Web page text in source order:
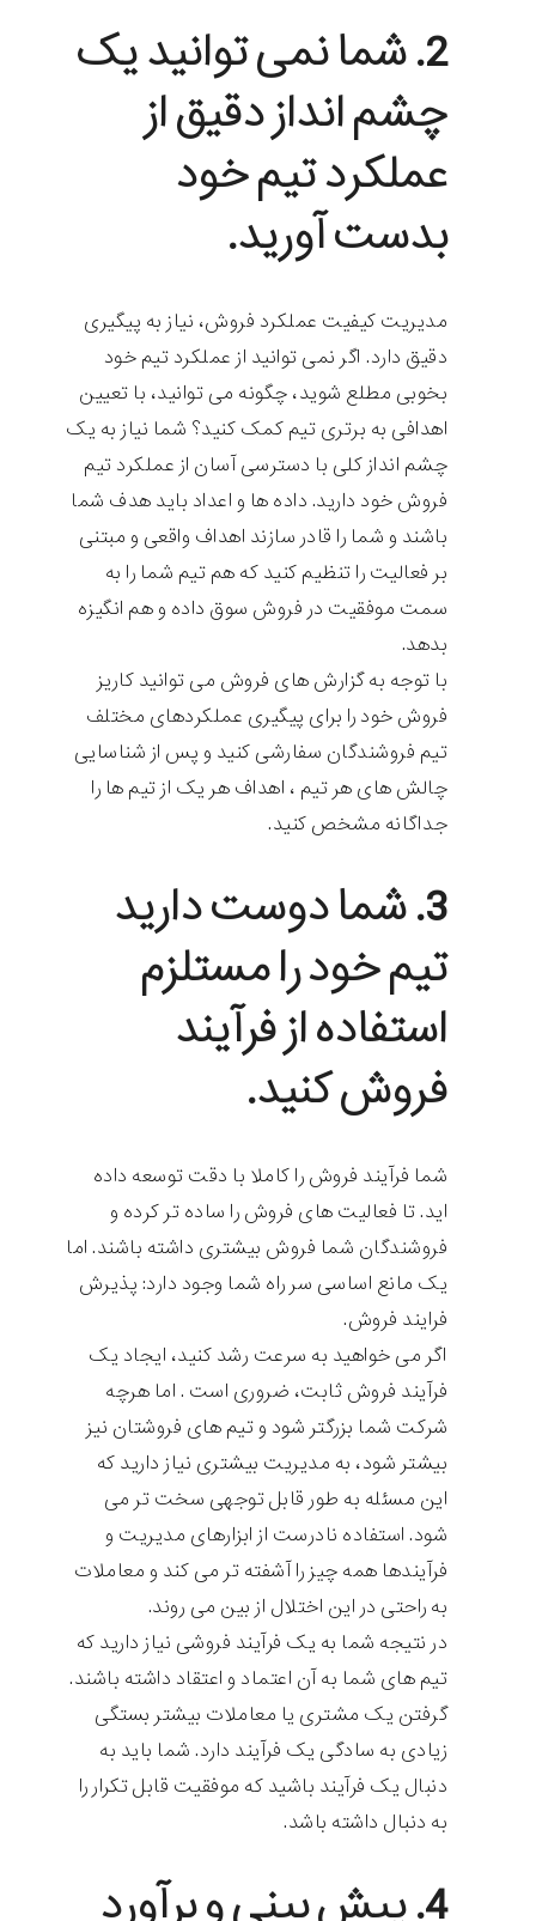
2. شما نمی توانید یک
چشم انداز دقیق از
عملکرد تیم خود
بدست آورید.
مدیریت کیفیت عملکرد فروش، نیاز به پیگیری
دقیق دارد. اگر نمی توانید از عملکرد تیم خود
بخوبی مطلع شوید، چگونه می توانید، با تعیین
اهدافی به برتری تیم کمک کنید؟ شما نیاز به یک
چشم انداز کلی با دسترسی آسان از عملکرد تیم
فروش خود دارید. داده ها و اعداد باید هدف شما
باشند و شما را قادر سازند اهداف واقعی و مبتنی
بر فعالیت را تنظیم کنید که هم تیم شما را به
سمت موفقیت در فروش سوق داده و هم انگیزه
بدهد.
با توجه به گزارش های فروش می توانید کاریز
فروش خود را برای پیگیری عملکردهای مختلف
تیم فروشندگان سفارشی کنید و پس از شناسایی
چالش های هر تیم ، اهداف هر یک از تیم ها را
جداگانه مشخص کنید.
3. شما دوست دارید
تیم خود را مستلزم
استفاده از فرآیند
فروش کنید.
شما فرآیند فروش را کاملا با دقت توسعه داده
اید. تا فعالیت های فروش را ساده تر کرده و
فروشندگان شما فروش بیشتری داشته باشند. اما
یک مانع اساسی سر راه شما وجود دارد: پذیرش
فرایند فروش.
اگر می خواهید به سرعت رشد کنید، ایجاد یک
فرآیند فروش ثابت، ضروری است . اما هرچه
شرکت شما بزرگتر شود و تیم های فروشتان نیز
بیشتر شود، به مدیریت بیشتری نیاز دارید که
این مسئله به طور قابل توجهی سخت تر می
شود. استفاده نادرست از ابزارهای مدیریت و
فرآیندها همه چیز را آشفته تر می کند و معاملات
به راحتی در این اختلال از بین می روند.
در نتیجه شما به یک فرآیند فروشی نیاز دارید که
تیم های شما به آن اعتماد و اعتقاد داشته باشند.
گرفتن یک مشتری یا معاملات بیشتر بستگی
زیادی به سادگی یک فرآیند دارد. شما باید به
دنبال یک فرآیند باشید که موفقیت قابل تکرار را
به دنبال داشته باشد.
4. پیش بینی و برآورد